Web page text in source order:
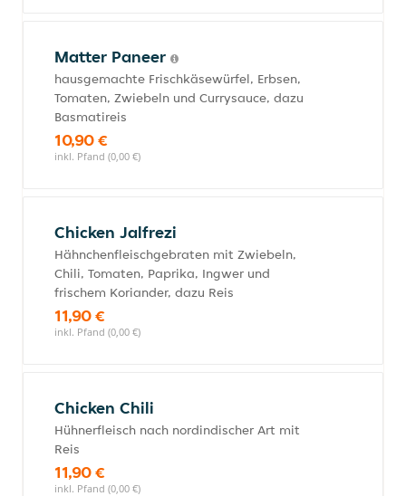
Matter Paneer
hausgemachte Frischkäsewürfel, Erbsen,
Tomaten, Zwiebeln und Currysauce, dazu
Basmatireis
10,90 €
inkl. Pfand (0,00 €)
Chicken Jalfrezi
Hähnchenfleischgebraten mit Zwiebeln,
Chili, Tomaten, Paprika, Ingwer und
frischem Koriander, dazu Reis
11,90 €
inkl. Pfand (0,00 €)
Chicken Chili
Hühnerfleisch nach nordindischer Art mit
Reis
11,90 €
inkl. Pfand (0,00 €)